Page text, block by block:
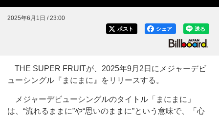
2025年6月1日 / 23:00
送る
シェア
ポスト
THE SUPER FRUITが、2025年9月2日にメジャーデビ
ューシングル『まにまに』をリリースする。
メジャーデビューシングルのタイトル「まにまに」
は、“流れるままに”や“思いのままに”という意味で、「心